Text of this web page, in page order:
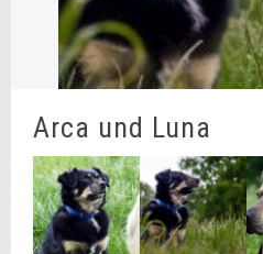
Arca und Luna